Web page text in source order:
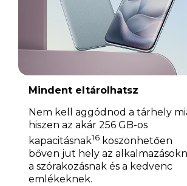
Mindent eltárolhatsz
Nem kell aggódnod a tárhely
hiszen az akár 256 GB-os
kapacitásnak16köszönhetően
bőven jut hely az
a szórakozásnak és a kedvenc
emlékeknek.